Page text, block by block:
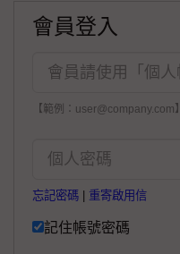
會員登入
【範例：user@company.com】
忘記密碼 重寄啟用信
記住帳號密碼